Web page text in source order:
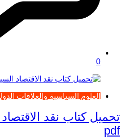
0
العلوم السياسية والعلاقات
تحميل كتاب نقد
pdf